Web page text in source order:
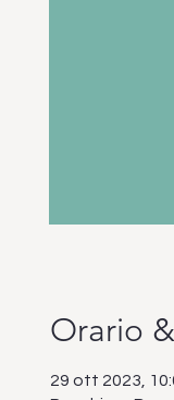
Orario
29 ott 2023,